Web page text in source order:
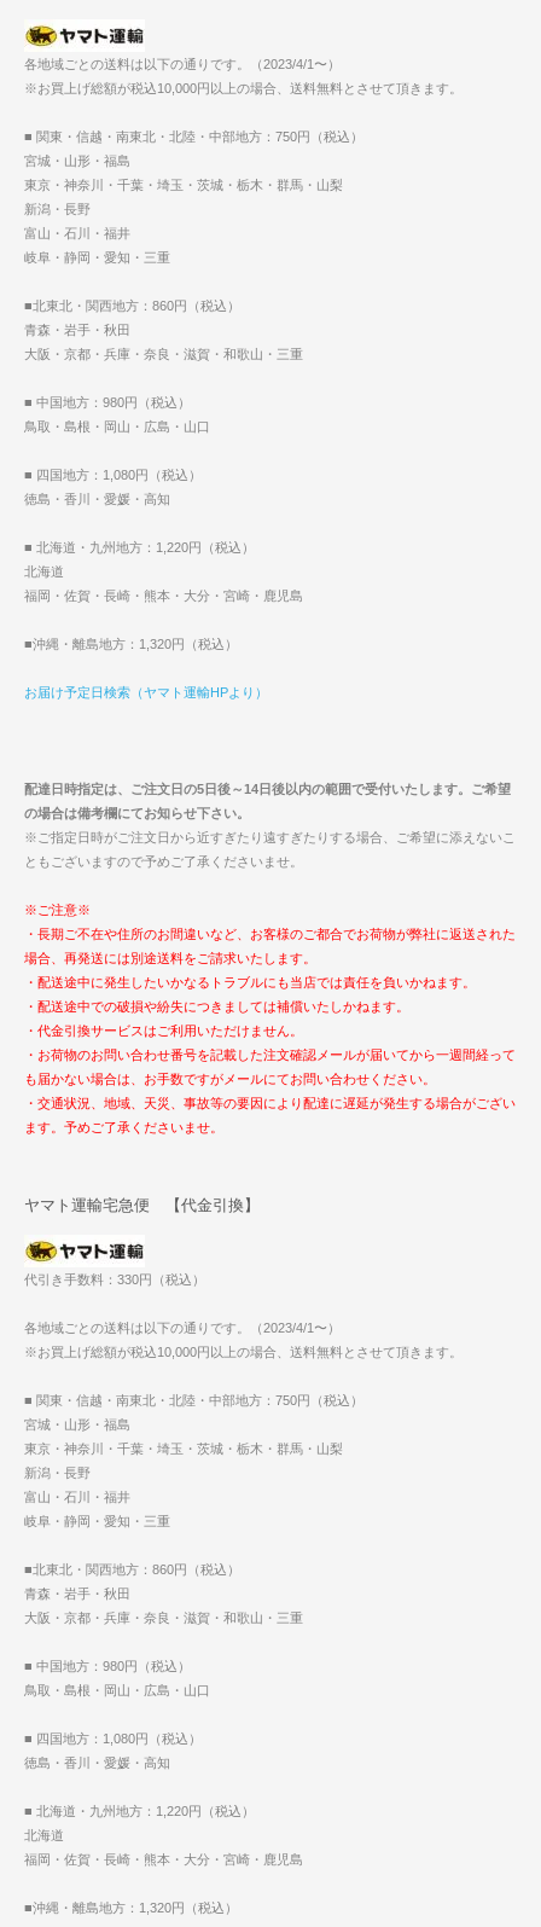
各地域ごとの送料は以下の通りです。（2023/4/1〜）
※お買上げ総額が税込10,000円以上の場合、送料無料とさせて頂きます。
■ 関東・信越・南東北・北陸・中部地方：750円（税込）
宮城・山形・福島
東京・神奈川・千葉・埼玉・茨城・栃木・群馬・山梨
新潟・長野
富山・石川・福井
岐阜・静岡・愛知・三重
■北東北・関西地方：860円（税込）
青森・岩手・秋田
大阪・京都・兵庫・奈良・滋賀・和歌山・三重
■ 中国地方：980円（税込）
鳥取・島根・岡山・広島・山口
■ 四国地方：1,080円（税込）
徳島・香川・愛媛・高知
■ 北海道・九州地方：1,220円（税込）
北海道
福岡・佐賀・長崎・熊本・大分・宮崎・鹿児島
■沖縄・離島地方：1,320円（税込）
お届け予定日検索（ヤマト運輸HPより）
配達日時指定は、ご注文日の5日後～14日後以内の範囲で受付いたします。ご希望
の場合は備考欄にてお知らせ下さい。
※ご指定日時がご注文日から近すぎたり遠すぎたりする場合、ご希望に添えないこ
ともございますので予めご了承くださいませ。
※ご注意※
・長期ご不在や住所のお間違いなど、お客様のご都合でお荷物が弊社に返送された
場合、再発送には別途送料をご請求いたします。
・配送途中に発生したいかなるトラブルにも当店では責任を負いかねます。
・配送途中での破損や紛失につきましては補償いたしかねます。
・代金引換サービスはご利用いただけません。
・お荷物のお問い合わせ番号を記載した注文確認メールが届いてから一週間経って
も届かない場合は、お手数ですがメールにてお問い合わせください。
・交通状況、地域、天災、事故等の要因により配達に遅延が発生する場合がござい
ます。予めご了承くださいませ。
ヤマト運輸宅急便 【代金引換】
代引き手数料：330円（税込）
各地域ごとの送料は以下の通りです。（2023/4/1〜）
※お買上げ総額が税込10,000円以上の場合、送料無料とさせて頂きます。
■ 関東・信越・南東北・北陸・中部地方：750円（税込）
宮城・山形・福島
東京・神奈川・千葉・埼玉・茨城・栃木・群馬・山梨
新潟・長野
富山・石川・福井
岐阜・静岡・愛知・三重
■北東北・関西地方：860円（税込）
青森・岩手・秋田
大阪・京都・兵庫・奈良・滋賀・和歌山・三重
■ 中国地方：980円（税込）
鳥取・島根・岡山・広島・山口
■ 四国地方：1,080円（税込）
徳島・香川・愛媛・高知
■ 北海道・九州地方：1,220円（税込）
北海道
福岡・佐賀・長崎・熊本・大分・宮崎・鹿児島
■沖縄・離島地方：1,320円（税込）